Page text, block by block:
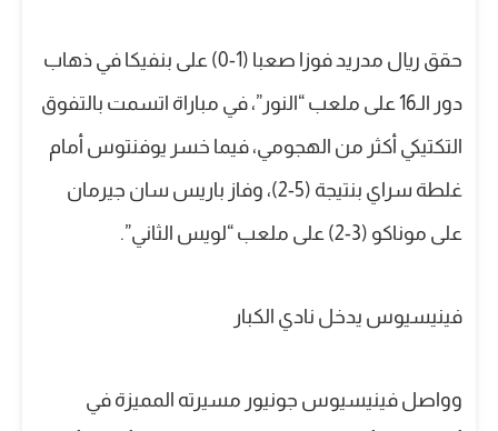
حقق ريال مدريد فوزا صعبا (1-0) على بنفيكا في ذهاب
دور الـ16 على ملعب “النور”، في مباراة اتسمت بالتفوق
التكتيكي أكثر من الهجومي، فيما خسر يوفنتوس أمام
غلطة سراي بنتيجة (5-2)، وفاز باريس سان جيرمان
على موناكو (3-2) على ملعب “لويس الثاني”.
فينيسيوس يدخل نادي الكبار
وواصل فينيسيوس جونيور مسيرته المميزة في